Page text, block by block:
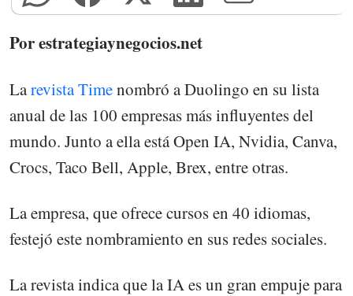
Por estrategiaynegocios.net
Larevista Timenombró a Duolingo en su lista
anual de las 100 empresas más influyentes del
mundo. Junto a ella está Open IA, Nvidia, Canva,
Crocs, Taco Bell, Apple, Brex, entre otras.
La empresa, que ofrece cursos en 40 idiomas,
festejó este nombramiento en sus redes sociales.
La revista indica que la IA es un gran empuje para